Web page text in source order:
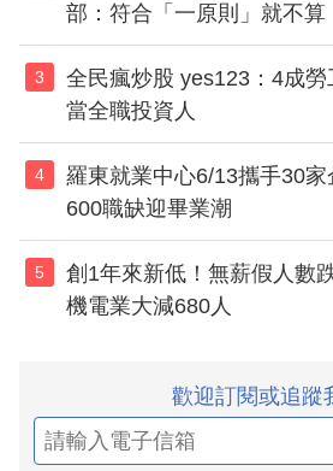
部：符合「一原則」就不算
3
全民瘋炒股 yes123：4成
當全職投資人
4
羅東就業中心6/13攜手30
600職缺迎畢業潮
5
創1年來新低！無薪假人數
機電業大減680人
歡迎訂閱或追蹤